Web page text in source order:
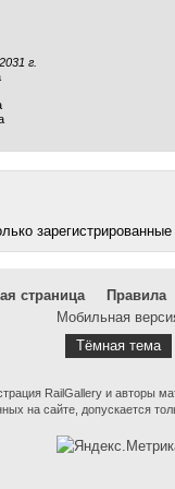
г.
страница Правила
Мобильная
Тёмная тема
RailGallery и авторы
на сайте, допускается